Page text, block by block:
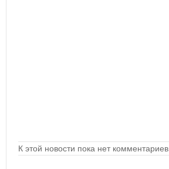
К этой новости пока нет комментариев.